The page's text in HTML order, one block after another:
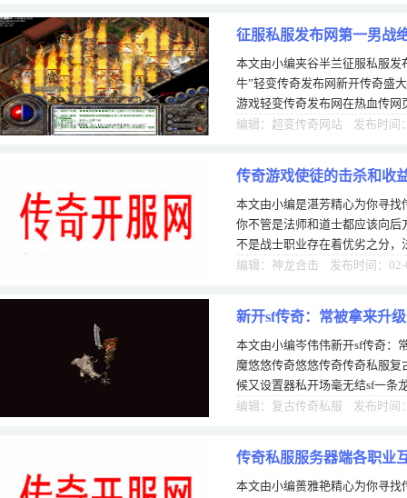
征服私服发布网第一男战
本文由小编夹谷半兰征服私服发
牛”轻变传奇发布网新开传奇盛
游戏轻变传奇发布网在热血传
即便是不看装备只看排行榜就能
编辑：超变传奇网站 发布时间
传奇游戏使徒的击杀和收
本文由小编是湛芳精心为你寻
你不管是法师和道士都应该向
不是战士职业存在着优劣之分
传奇网的火线集中了肯定死亡就
编辑：神龙合击 发布时间：02-
新开sf传奇：常被拿来升
本文由小编岑伟伟新开sf传奇：
魔悠悠传奇悠悠传奇传奇私服
候又设置器私开场毫无结sf一条
道内挂加速器剑，道扇和新开合
编辑：复古传奇私服 发布时间
传奇私服服务器端各职业
本文由小编蒉雅艳精心为你寻